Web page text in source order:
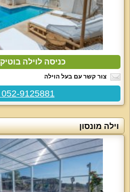
כניסה לוילה
צור קשר עם בעל הוילה
052-9125881 - דור
וילה מונסון